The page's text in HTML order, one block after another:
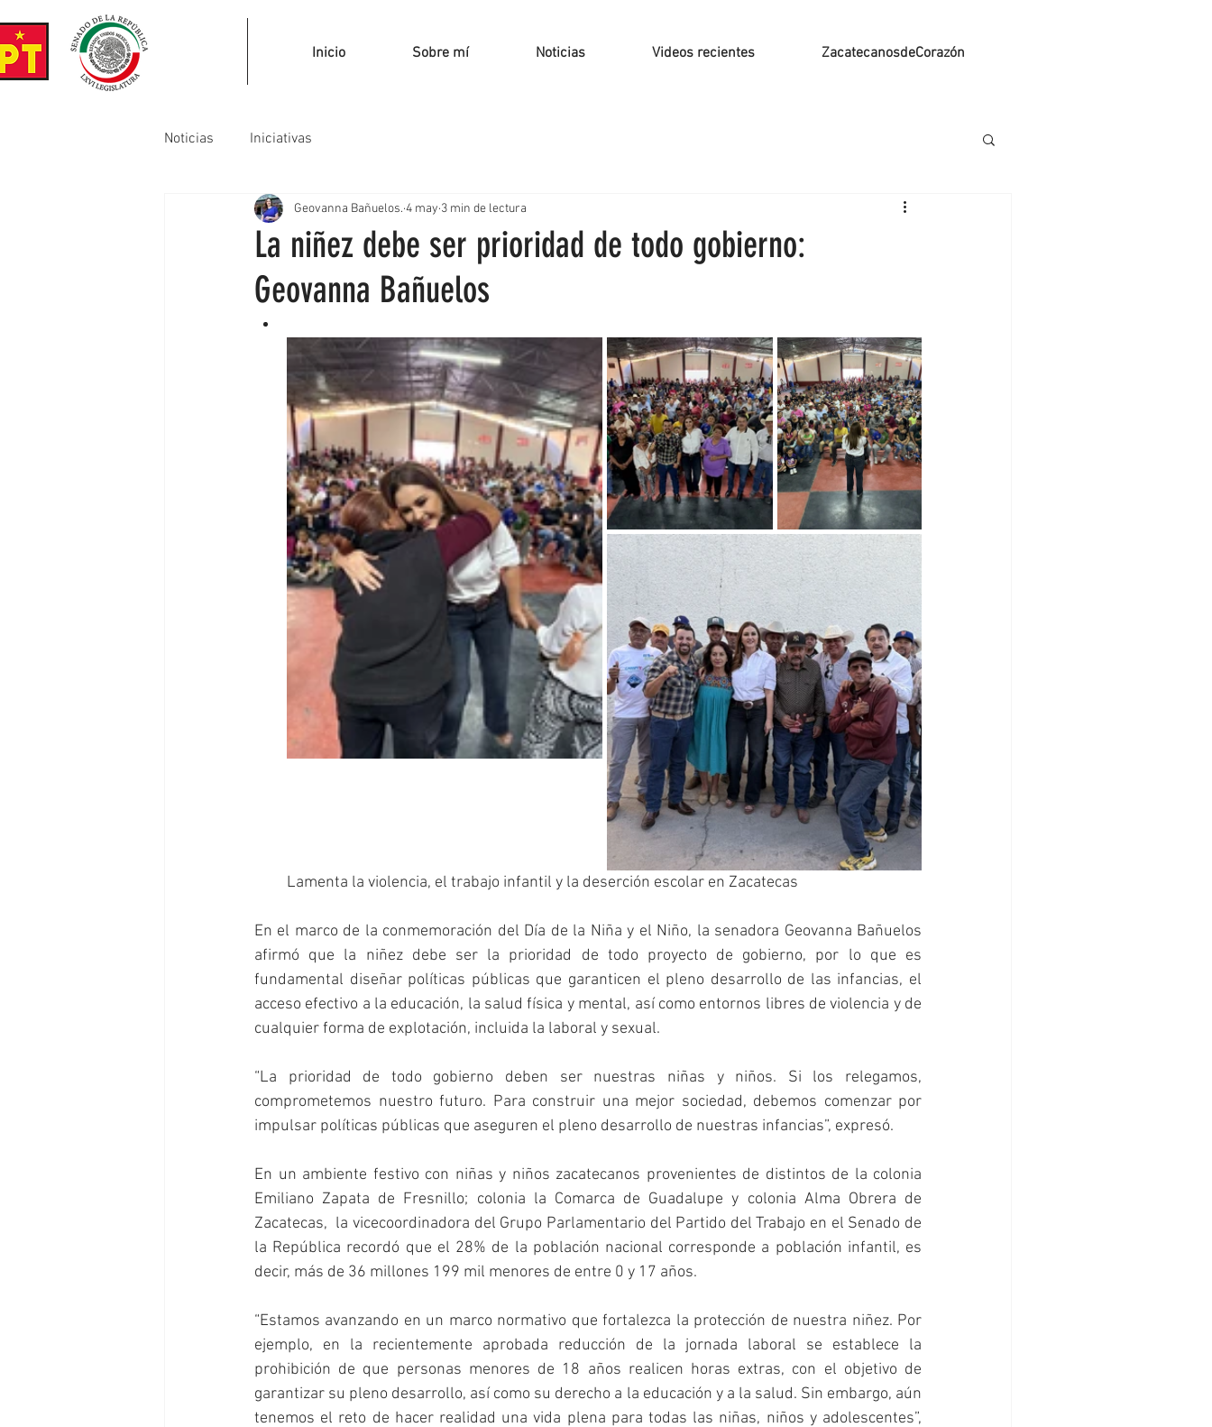
Inicio Sobre mí Noticias Videos recientes ZacatecanosdeCorazón
Noticias Iniciativas
La niñez debe ser prioridad de todo gobierno:
Geovanna Bañuelos
Geovanna Bañuelos. 4 may 3 min de lectura
Lamenta la violencia, el trabajo infantil y la deserción escolar en Zacatecas
En el marco de la conmemoración del Día de la Niña y el Niño, la senadora Geovanna Bañuelos
afirmó que la niñez debe ser la prioridad de todo proyecto de gobierno, por lo que es
fundamental diseñar políticas públicas que garanticen el pleno desarrollo de las infancias, el
acceso efectivo a la educación, la salud física y mental, así como entornos libres de violencia y de
cualquier forma de explotación, incluida la laboral y sexual.
“La prioridad de todo gobierno deben ser nuestras niñas y niños. Si los relegamos,
comprometemos nuestro futuro. Para construir una mejor sociedad, debemos comenzar por
impulsar políticas públicas que aseguren el pleno desarrollo de nuestras infancias”, expresó.
En un ambiente festivo con niñas y niños zacatecanos provenientes de distintos de la colonia
Emiliano Zapata de Fresnillo; colonia la Comarca de Guadalupe y colonia Alma Obrera de
Zacatecas,  la vicecoordinadora del Grupo Parlamentario del Partido del Trabajo en el Senado de
la República recordó que el 28% de la población nacional corresponde a población infantil, es
decir, más de 36 millones 199 mil menores de entre 0 y 17 años.
“Estamos avanzando en un marco normativo que fortalezca la protección de nuestra niñez. Por
ejemplo, en la recientemente aprobada reducción de la jornada laboral se establece la
prohibición de que personas menores de 18 años realicen horas extras, con el objetivo de
garantizar su pleno desarrollo, así como su derecho a la educación y a la salud. Sin embargo, aún
tenemos el reto de hacer realidad una vida plena para todas las niñas, niños y adolescentes”,